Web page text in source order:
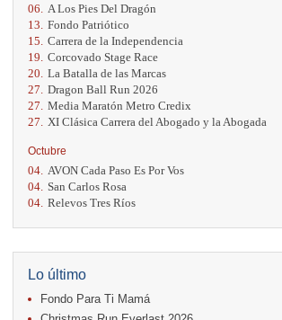
06.
A Los Pies Del Dragón
13. Fondo Patriótico
15. Carrera de la Independencia
19. Corcovado Stage Race
20. La Batalla de las Marcas
27. Dragon Ball Run 2026
27. Media Maratón Metro Credix
27.
XI Clásica Carrera del Abogado y la Abogada
Octubre
04. AVON Cada Paso Es Por Vos
04. San Carlos Rosa
04. Relevos Tres Ríos
17. Caribe Paradise Run
18.
Casa Turire Trail Run
18. Warriors Run Circuit
18. Samsung Jacó Beach Half Marathon 2026
25. KRun by Under Armour
Lo último
Fondo Para Ti Mamá